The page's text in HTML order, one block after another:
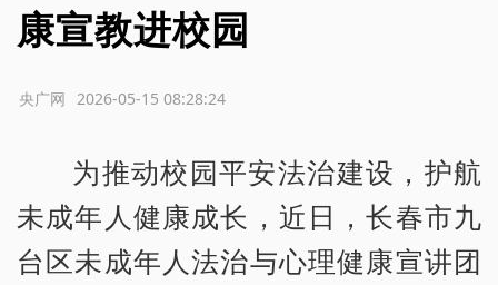
康宣教进校园
2026-05-15 08:28:24
央广网
为推动校园平安法治建设，护航
未成年人健康成长，近日，长春市九
台区未成年人法治与心理健康宣讲团